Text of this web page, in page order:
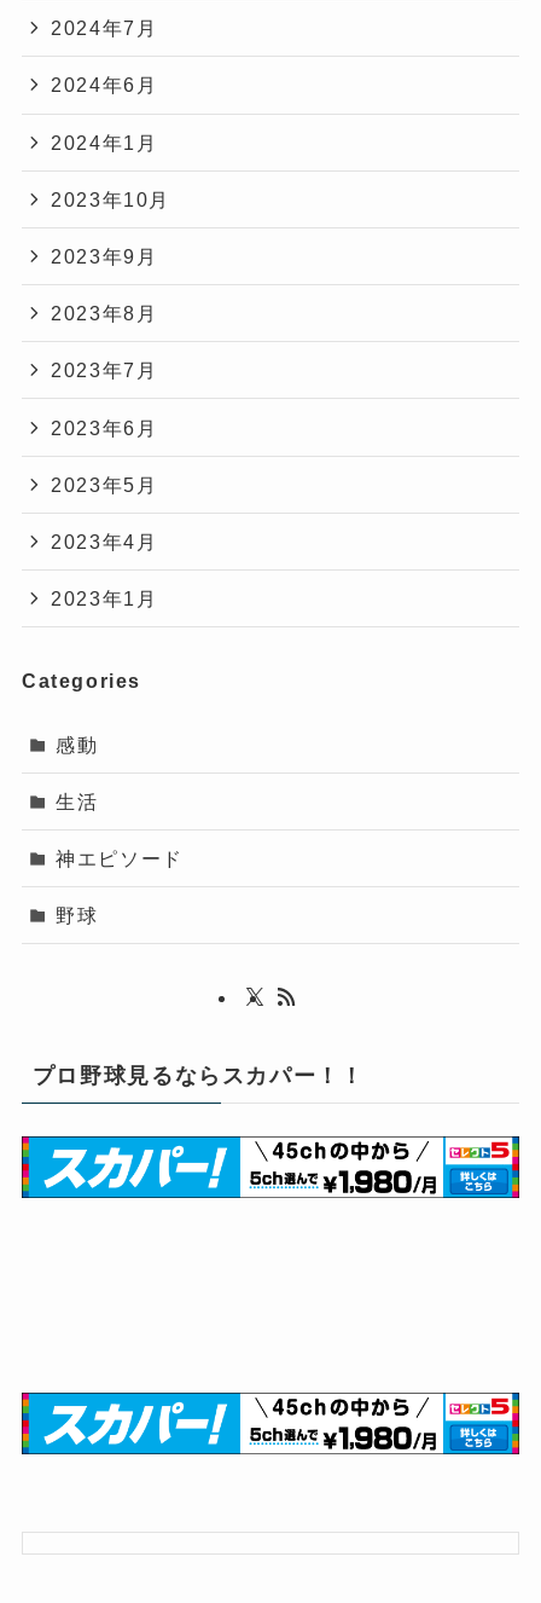
2024年7月
2024年6月
2024年1月
2023年10月
2023年9月
2023年8月
2023年7月
2023年6月
2023年5月
2023年4月
2023年1月
Categories
感動
生活
神エピソード
野球
プロ野球見るならスカパー！！